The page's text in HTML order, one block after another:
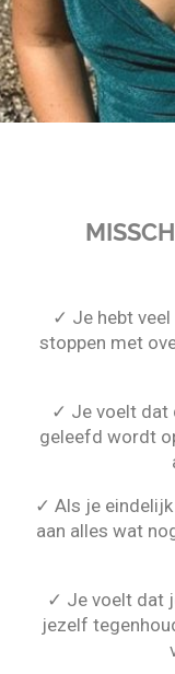
✓ Je hebt veel
stoppen met
✓ Je voelt dat
geleefd wordt
✓ Als je
aan alles wat
✓ Je voelt dat
jezelf